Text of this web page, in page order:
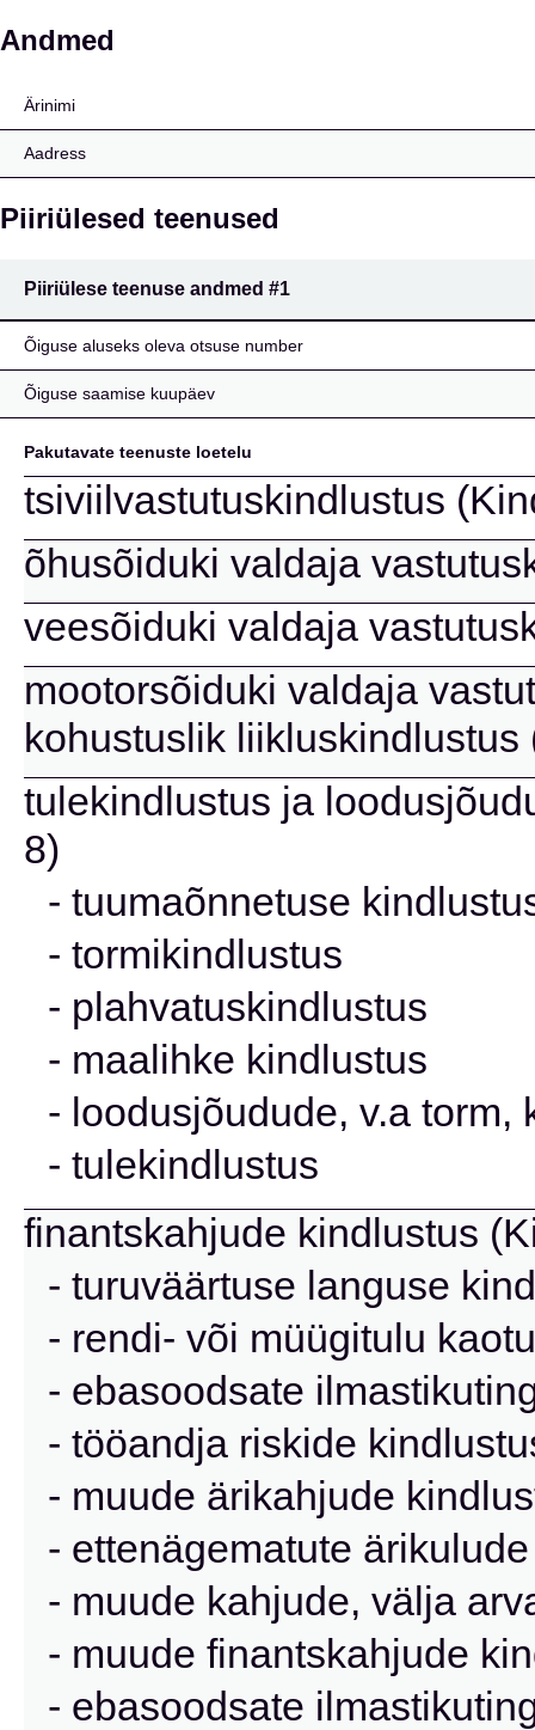
Grazer Wechselseitige
Andmed
Ärinimi
Aadress
Piiriülesed teenused
Piiriülese teenuse andmed #1
Õiguse aluseks oleva otsuse number
Õiguse saamise kuupäev
Pakutavate teenuste loetelu
tsiviilvastutuskindlustus
õhusõiduki valdaja
veesõiduki valdaja
mootorsõiduki valdaja
kohustuslik
tulekindlustus ja
8)
- tuumaõnnetuse
- tormikindlustus
- plahvatuskindlustus
- maalihke kindlustus
- loodusjõudude, v.a torm,
- tulekindlustus
finantskahjude kindlustus
- turuväärtuse languse
- rendi- või müügitulu
- ebasoodsate
- tööandja riskide
- muude ärikahjude
- ettenägematute
- muude kahjude, välja
- muude finantskahjude
- ebasoodsate